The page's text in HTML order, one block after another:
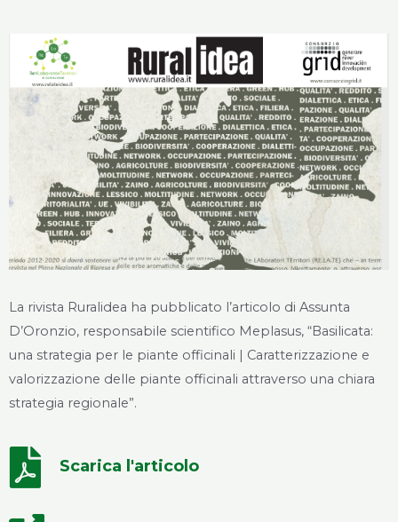
La rivista Ruralidea ha pubblicato l’articolo di Assunta
D’Oronzio, responsabile scientifico Meplasus, “Basilicata:
una strategia per le piante officinali | Caratterizzazione e
valorizzazione delle piante officinali attraverso una chiara
strategia regionale”.
Scarica l'articolo